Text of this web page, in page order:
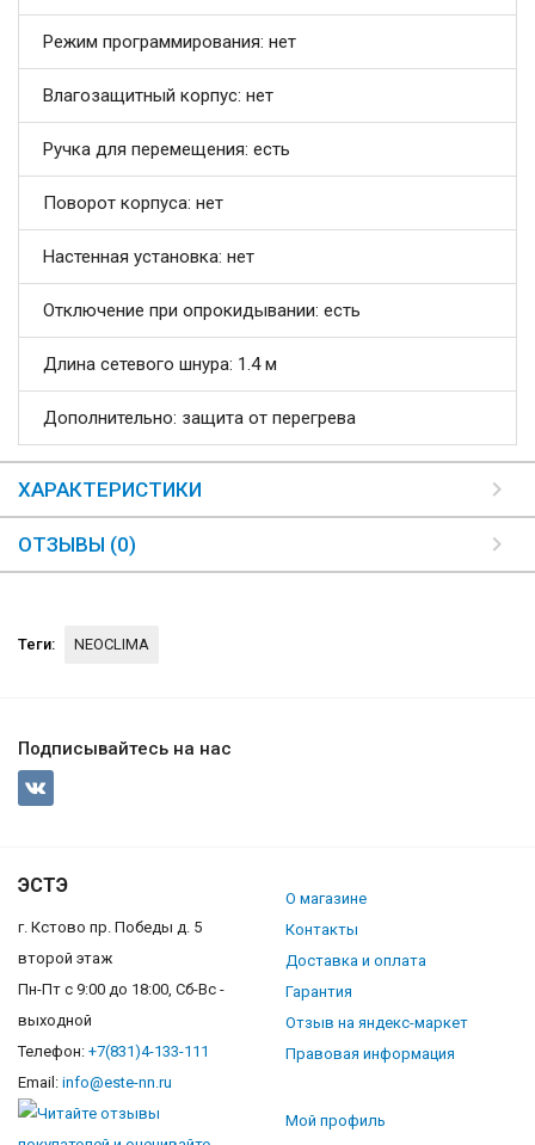
Режим программирования: нет
Влагозащитный корпус: нет
Ручка для перемещения: есть
Поворот корпуса: нет
Настенная установка: нет
Отключение при опрокидывании: есть
Длина сетевого шнура: 1.4 м
Дополнительно: защита от перегрева
ХАРАКТЕРИСТИКИ
ОТЗЫВЫ (0)
Теги: NEOCLIMA
Подписывайтесь на нас
ЭСТЭ
г. Кстово пр. Победы д. 5
второй этаж
Пн-Пт с 9:00 до 18:00, Сб-Вс -
выходной
Телефон: +7(831)4-133-111
Email: info@este-nn.ru
О магазине
Контакты
Доставка и оплата
Гарантия
Отзыв на яндекс-маркет
Правовая информация
Мой профиль